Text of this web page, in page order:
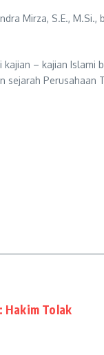
Mirza, S.E.,
– kajian
Perusahaan
Hakim Tolak